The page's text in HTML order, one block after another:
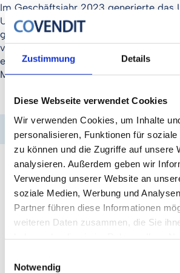
Zustimmung Details
Diese Webseite verwendet Cookies
Wir verwenden Cookies, um Inhalte
personalisieren, Funktionen für soziale
zu können und die Zugriffe auf unsere
analysieren. Außerdem geben wir
Verwendung unserer Website an
soziale Medien, Werbung und
Partner führen diese Informationen
weiteren Daten zusammen, die Sie
Notwendig
Im Geschäftsjahr 2023 generierte das
Umsatz von 1,54 MEUR, was eine
gegenüber dem Vorjahr darstellt und
von 5,7%. Das Management erwartet
eine nachhaltig positive Entwicklung
Marktexpansionen.